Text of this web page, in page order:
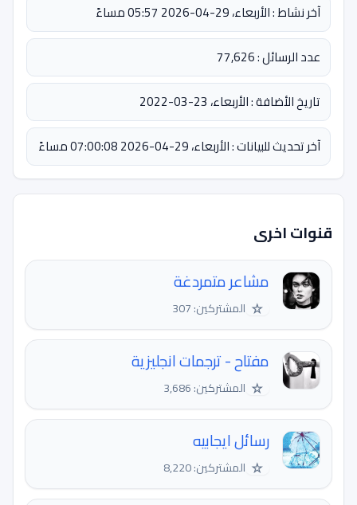
آخر نشاط : الأربعاء، 29-04-2026 05:57 مساءً
عدد الرسائل : 77,626
تاريخ الأضافة : الأربعاء، 23-03-2022
آخر تحديث للبيانات : الأربعاء، 29-04-2026 07:00:08 مساءً
قنوات اخرى
مشاعر متمردغة
☆ المشتركين: 307
مفتاح - ترجمات انجليزية
☆ المشتركين: 3,686
رسائل ايجابيه
☆ المشتركين: 8,220